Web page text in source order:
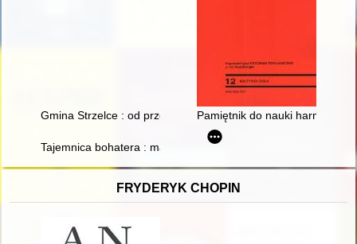
Gmina Strzelce : od przeszłości do teraźniejszości
Pamiętnik do nauki harmonii"
Tajemnica bohatera : materiały edukacyjne do filmu
FRYDERYK CHOPIN